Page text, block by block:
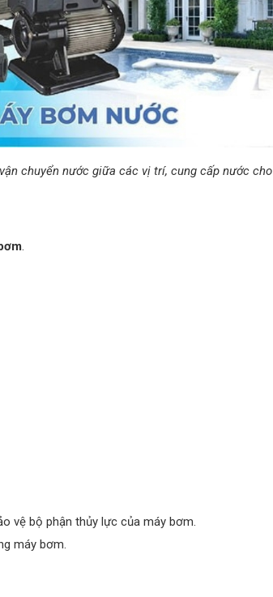
chuyển nước giữa các vị trí, cung cấp nước
vệ bộ phận thủy lực của máy bơm.
máy bơm.